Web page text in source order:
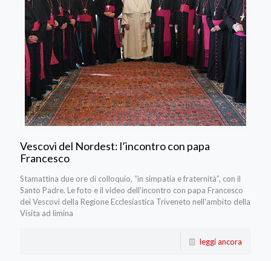
Vescovi del Nordest: l’incontro con papa
Francesco
Stamattina due ore di colloquio, “in simpatia e fraternità”, con il
Santo Padre. Le foto e il video dell'incontro con papa Francesco
dei Vescovi della Regione Ecclesiastica Triveneto nell'ambito della
Visita ad limina
leggi ancora